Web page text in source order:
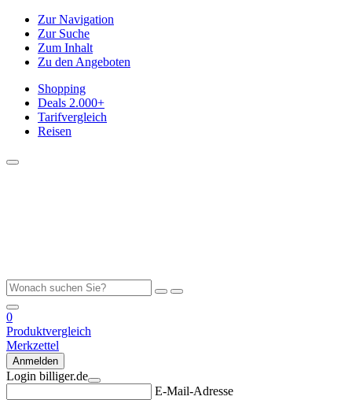
Zur Navigation
Zur Suche
Zum Inhalt
Zu den Angeboten
Shopping
Deals 2.000+
Tarifvergleich
Reisen
0
Produktvergleich
Merkzettel
Anmelden
Login billiger.de
E-Mail-Adresse